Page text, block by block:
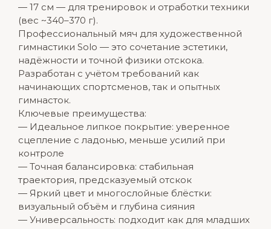
— 17 см — для тренировок и отработки техники
(вес ~340–370 г).
Профессиональный мяч для художественной
гимнастики Solo — это сочетание эстетики,
надёжности и точной физики отскока.
Разработан с учётом требований как
начинающих спортсменов, так и опытных
гимнасток.
Ключевые преимущества:
— Идеальное липкое покрытие: уверенное
сцепление с ладонью, меньше усилий при
контроле
— Точная балансировка: стабильная
траектория, предсказуемый отскок
— Яркий цвет и многослойные блёстки:
визуальный объём и глубина сияния
— Универсальность: подходит как для младших